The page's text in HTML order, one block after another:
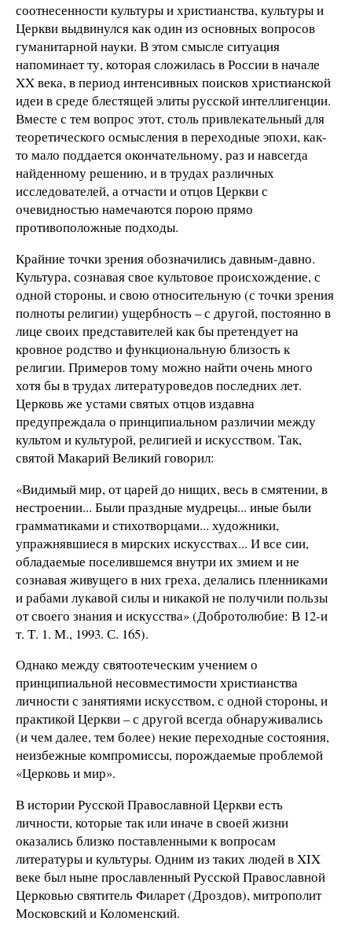
соотнесенности культуры и христианства, культуры и
Церкви выдвинулся как один из основных вопросов
гуманитарной науки. В этом смысле ситуация
напоминает ту, которая сложилась в России в начале
XX века, в период интенсивных поисков христианской
идеи в среде блестящей элиты русской интеллигенции.
Вместе с тем вопрос этот, столь привлекательный для
теоретического осмысления в переходные эпохи, как-
то мало поддается окончательному, раз и навсегда
найденному решению, и в трудах различных
исследователей, а отчасти и отцов Церкви с
очевидностью намечаются порою прямо
противоположные подходы.
Крайние точки зрения обозначились давным-давно.
Культура, сознавая свое культовое происхождение, с
одной стороны, и свою относительную (с точки зрения
полноты религии) ущербность – с другой, постоянно в
лице своих представителей как бы претендует на
кровное родство и функциональную близость к
религии. Примеров тому можно найти очень много
хотя бы в трудах литературоведов последних лет.
Церковь же устами святых отцов издавна
предупреждала о принципиальном различии между
культом и культурой, религией и искусством. Так,
святой Макарий Великий говорил:
«Видимый мир, от царей до нищих, весь в смятении, в
нестроении... Были праздные мудрецы... иные были
грамматиками и стихотворцами... художники,
упражнявшиеся в мирских искусствах... И все сии,
обладаемые поселившемся внутри их змием и не
сознавая живущего в них греха, делались пленниками
и рабами лукавой силы и никакой не получили пользы
от своего знания и искусства» (Добротолюбие: В 12-и
т. Т. 1. М., 1993. С. 165).
Однако между святоотеческим учением о
принципиальной несовместимости христианства
личности с занятиями искусством, с одной стороны, и
практикой Церкви – с другой всегда обнаруживались
(и чем далее, тем более) некие переходные состояния,
неизбежные компромиссы, порождаемые проблемой
«Церковь и мир».
В истории Русской Православной Церкви есть
личности, которые так или иначе в своей жизни
оказались близко поставленными к вопросам
литературы и культуры. Одним из таких людей в XIX
веке был ныне прославленный Русской Православной
Церковью святитель Филарет (Дроздов), митрополит
Московский и Коломенский.